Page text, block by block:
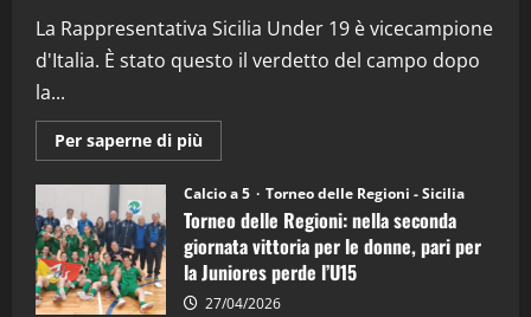
08/04/2026
La Rappresentativa Sicilia Under 19 è vicecampione
d'Italia. È stato questo il verdetto del campo dopo
la...
Per saperne di più
informazioni
Torneo
delle
Regioni
di
calcio
a
5:
la
Calcio a 5 Torneo delle Regioni - Sicilia
Torneo delle Regioni: nella seconda
giornata vittoria per le donne, pari per
la Juniores perde l’U15
27/04/2026